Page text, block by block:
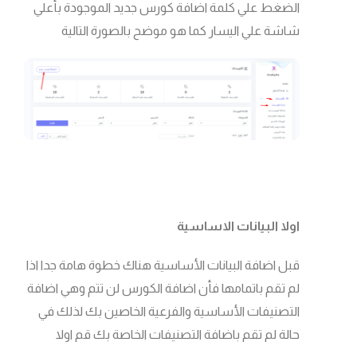
الضغط علي كلمة اضافة كورس جديد الموجودة بأعلي
شاشة علي اليسار كما هو موضح بالصورة التالية
اولا البيانات الاساسية
قبل اضافة البيانات الأساسية هناك خطوة هامة جدا اذا
لم تقم باتمامها فأن اضافة الكورس لن تتم وهي اضافة
التصنيفات الأساسية والفرعية الخاصين بك لذلك في
حالة لم تقم باضافة التصنيفات الخاصة بك قم اولا